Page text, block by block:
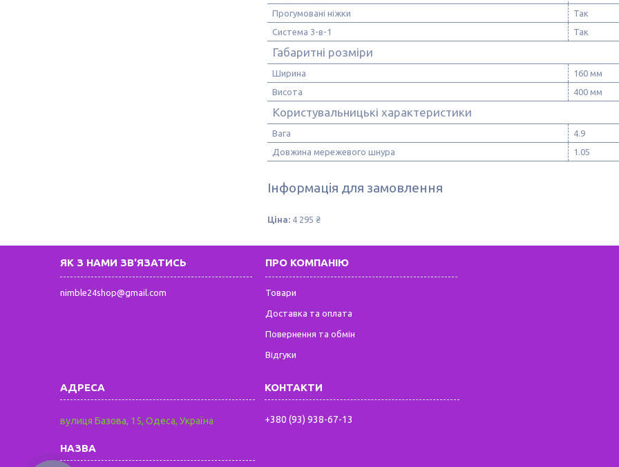
Прогумовані ніжки
Так
Система 3-в-1
Так
Габаритні розміри
Ширина
160 мм
Висота
400 мм
Користувальницькі характеристики
Вага
4.9
Довжина мережевого шнура
1.05
Інформація для замовлення
Ціна: 4 295 ₴
ЯК З НАМИ ЗВ'ЯЗАТИСЬ
nimble24shop@gmail.com
ПРО КОМПАНІЮ
Товари
Доставка та оплата
Повернення та обмін
Відгуки
вулиця Базова, 15, Одеса, Україна +380 (93) 938-67-13